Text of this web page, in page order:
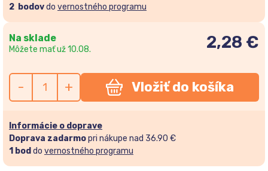
2 bodovdo vernostného programu
Na sklade
Môžete mať už 10.08. 2,28 €
- + Vložiť do košíka
Informácie o doprave
Doprava zadarmopri nákupe nad 36.90 €
1 bod do vernostného programu